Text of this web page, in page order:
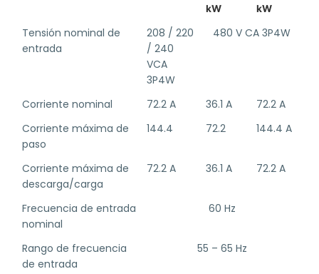
kW
kW
Tensión nominal de
entrada
208 / 220
/ 240
VCA
3P4W
480 V CA 3P4W
Corriente nominal 72.2 A 36.1 A
72.2 A
Corriente máxima de
paso
144.4 72.2 144.4 A
Corriente máxima de
descarga/carga
72.2 A 36.1 A 72.2 A
Frecuencia de entrada
nominal
60 Hz
Rango de frecuencia
de entrada
55 – 65 Hz